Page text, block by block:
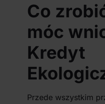
Co
móc
Kredyt
Przede wszystkim